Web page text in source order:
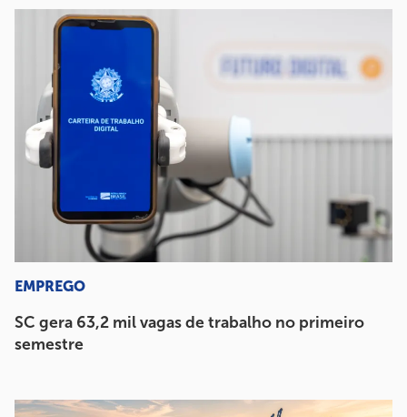
EMPREGO
SC gera 63,2 mil vagas de trabalho no primeiro
semestre